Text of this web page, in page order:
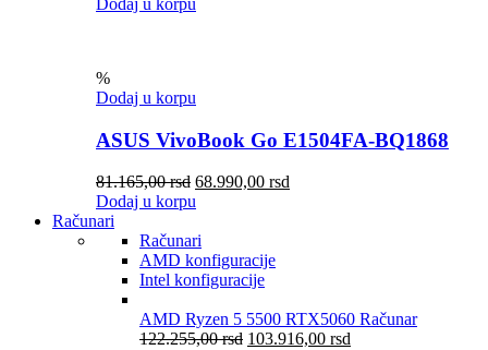
%
Dodaj u korpu
ASUS VivoBook Go E1504FA-BQ1868
81.165,00rsd 68.990,00 rsd
Dodaj u korpu
Računari
Računari
AMD konfiguracije
Intel konfiguracije
AMD Ryzen 5 5500 RTX5060 Računar
122.255,00rsd 103.916,00 rsd